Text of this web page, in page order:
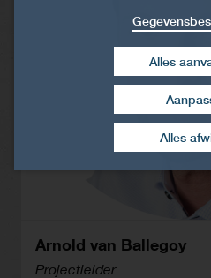
Arnold van Ballegoy
Projectleider
Alles
Alles